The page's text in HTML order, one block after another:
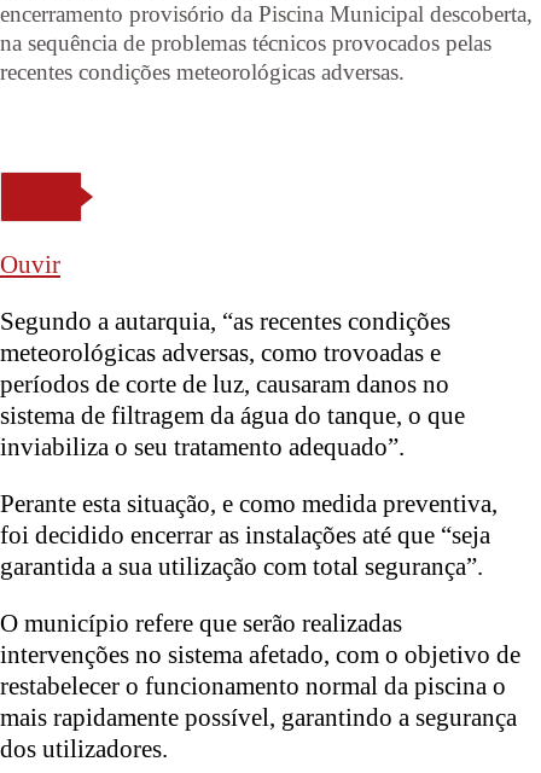
encerramento provisório da Piscina Municipal descoberta,
na sequência de problemas técnicos provocados pelas
recentes condições meteorológicas adversas.
Ouvir
Segundo a autarquia, “as recentes condições
meteorológicas adversas, como trovoadas e
períodos de corte de luz, causaram danos no
sistema de filtragem da água do tanque, o que
inviabiliza o seu tratamento adequado”.
Perante esta situação, e como medida preventiva,
foi decidido encerrar as instalações até que “seja
garantida a sua utilização com total segurança”.
O município refere que serão realizadas
intervenções no sistema afetado, com o objetivo de
restabelecer o funcionamento normal da piscina o
mais rapidamente possível, garantindo a segurança
dos utilizadores.